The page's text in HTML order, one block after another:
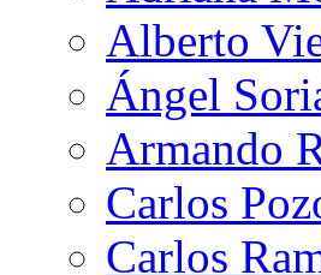
Alberto
Ángel
Armando
Carlos
Carlos